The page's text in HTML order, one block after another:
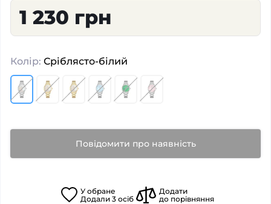
1 230 грн
Колір: Сріблясто-білий
Повідомити про наявність
У обране
Додали 3осіб
Додати
до порівняння